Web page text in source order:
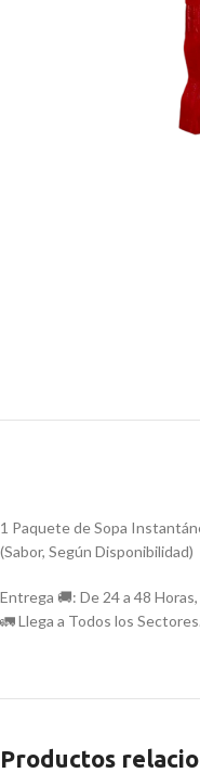
1 Paquete de Sopa
(Sabor, Según Disponibilidad)
Entrega 🚚: De 24 a 48
🚛 Llega a Todos los Sectores.
Productos